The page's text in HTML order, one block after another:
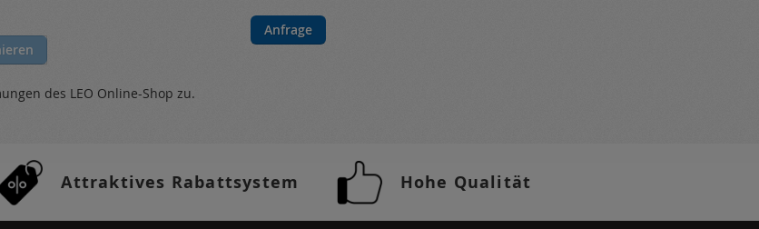
Anfrage
des LEO Online-Shop zu.
Attraktives Rabattsystem Hohe Qualität